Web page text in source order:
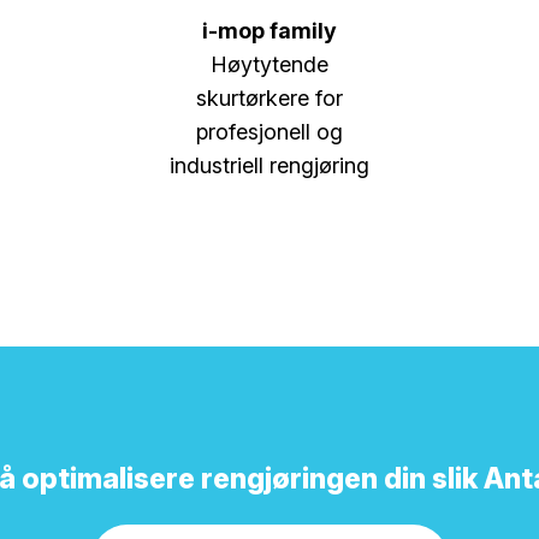
i-mop family
Høytytende
skurtørkere for
profesjonell og
industriell rengjøring
optimalisere rengjøringen din slik